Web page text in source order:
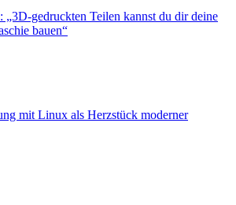
„3D-gedruckten Teilen kannst du dir deine
bauen“
mit Linux als Herzstück moderner